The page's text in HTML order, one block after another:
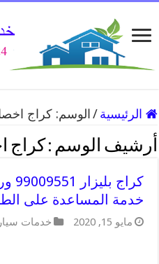
الرئيسية / الوسم:كراج
أرشيف الوسم : كراج
خدمة المساعدة على
مايو 15, 2020 خدمات